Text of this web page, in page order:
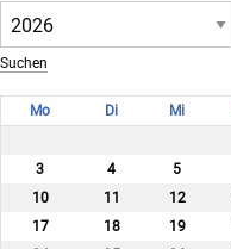
Mo Di Mi
3
4 5
10
11 12
17
18 19